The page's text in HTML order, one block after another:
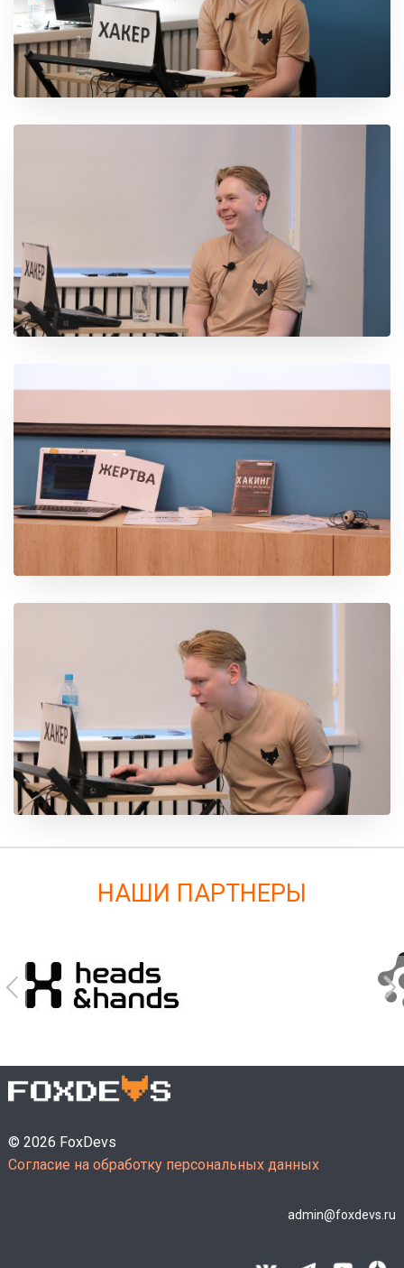
НАШИ ПАРТНЕРЫ
© 2026 FoxDevs
Согласие на обработку персональных данных
admin@foxdevs.ru